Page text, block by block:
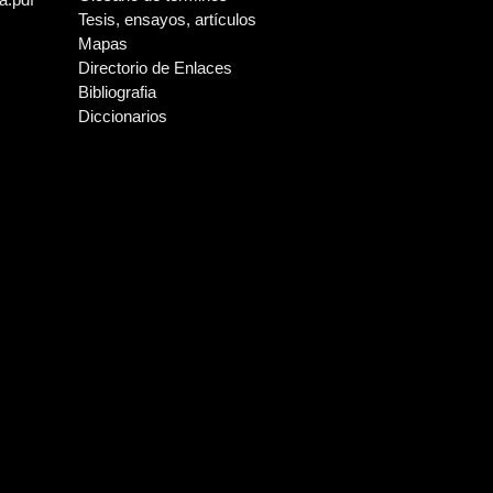
de un cacique mapuche
Tesis, ensayos, artículos
Mapas
Directorio de Enlaces
Bibliografia
Diccionarios